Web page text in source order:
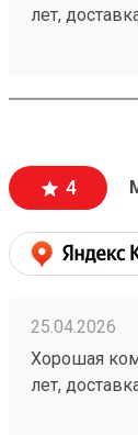
лет,
ТК работает
хорошее. Но
случались
стоимости,
4
25.04.2026
Хорошая
лет,